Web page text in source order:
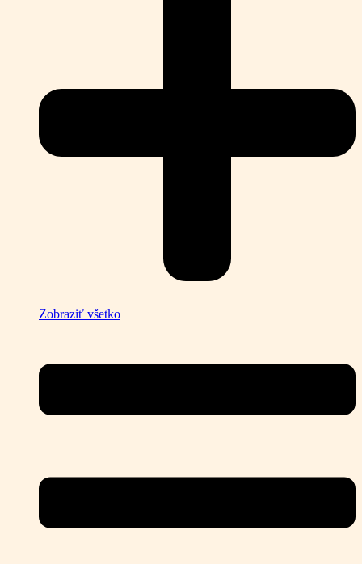
Zobraziť všetko